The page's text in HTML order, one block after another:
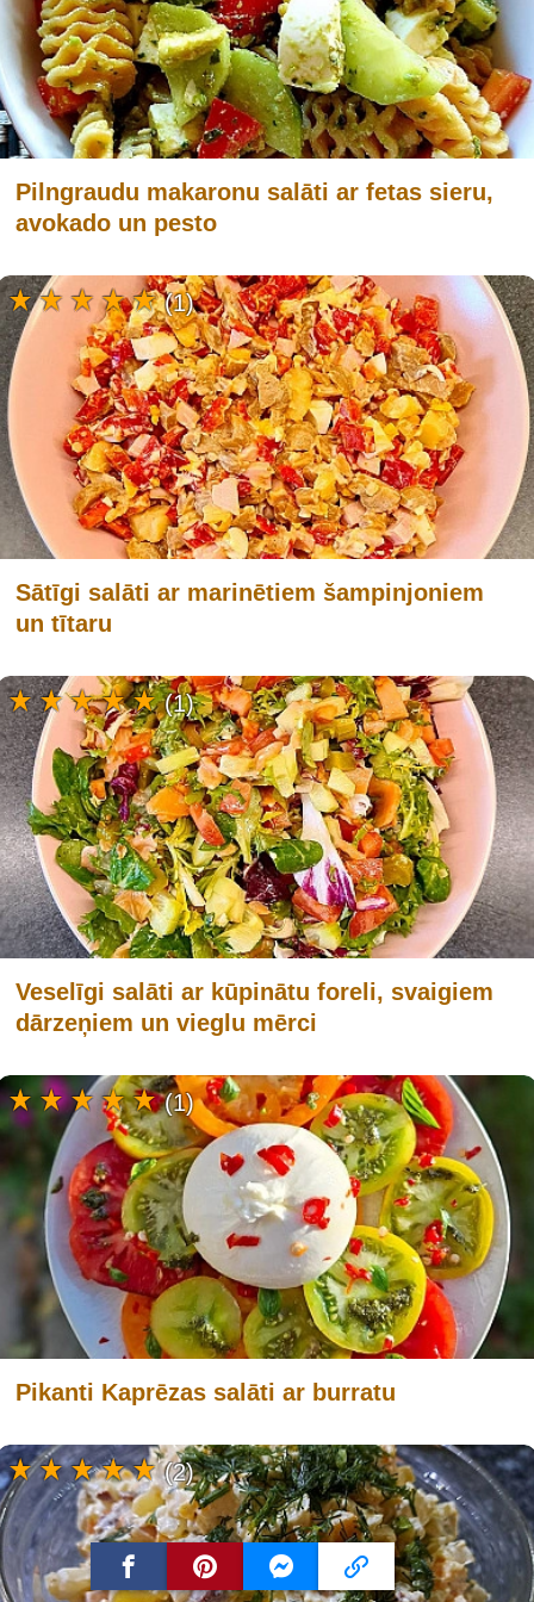
Pilngraudu makaronu salāti ar fetas sieru,
avokado un pesto
Sātīgi salāti ar marinētiem šampinjoniem
un tītaru
(1)
Veselīgi salāti ar kūpinātu foreli, svaigiem
dārzeņiem un vieglu mērci
(1)
Pikanti Kaprēzas salāti ar burratu
(1)
(2)